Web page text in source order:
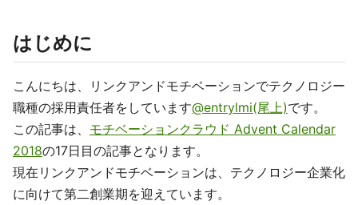
はじめに
こんにちは、リンクアンドモチベーションでテクノロジー
職種の採用責任者をしています@entrylmi(尾上)です。
この記事は、 モチベーションクラウド Advent Calendar
2018の17日目の記事となります。
現在リンクアンドモチベーションは、テクノロジー企業化
に向けて第二創業期を迎えています。